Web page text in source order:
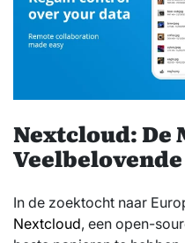
Nextcloud: De
In de zoektocht naar
Nextcloud, een open-